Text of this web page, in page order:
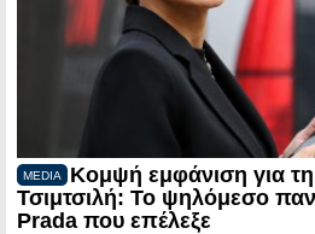
MEDIA
Κομψή εμφάνιση για τη
Τσιμτσιλή: Το ψηλόμεσο
Prada που επέλεξε